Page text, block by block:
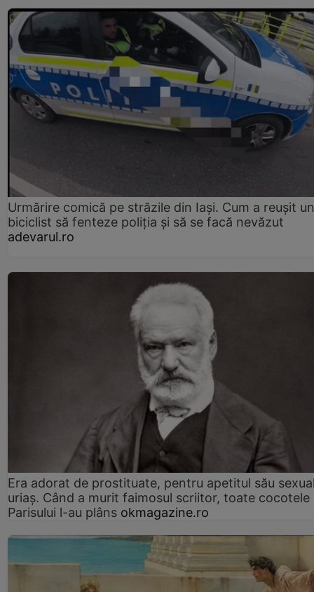
Urmărire comică pe străzile din Iași. Cum a reușit un
biciclist să fenteze poliția și să se facă nevăzut
adevarul.ro
Era adorat de prostituate, pentru apetitul său
uriaș. Când a murit faimosul scriitor, toate cocotele
Parisului l-au plâns okmagazine.ro